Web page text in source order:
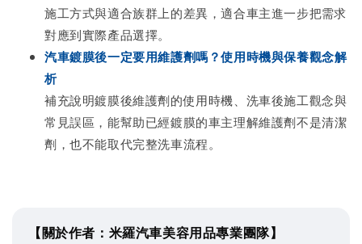
施工方式與適合族群上的差異，適合車主進一步把需求
對應到實際產品選擇。
汽車鍍膜後一定要用維護劑嗎？使用時機與保養觀念解
析
補充說明鍍膜後維護劑的使用時機、洗車後施工觀念與
常見誤區，能幫助已經鍍膜的車主理解維護劑不是清潔
劑，也不能取代完整洗車流程。
【關於作者：米羅汽車美容用品專業團隊】